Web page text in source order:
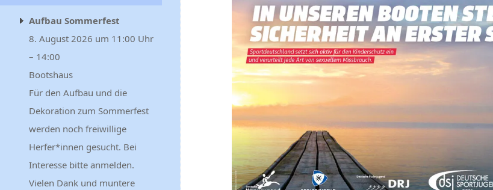
Aufbau Sommerfest
8. August 2026 um 11:00 Uhr
– 14:00
Bootshaus
Für den Aufbau und die
Dekoration zum Sommerfest
werden noch freiwillige
Herfer*innen gesucht. Bei
Interesse bitte anmelden.
Vielen Dank und muntere